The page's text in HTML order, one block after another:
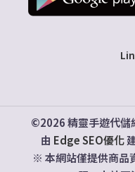
©2026 精靈手遊代
由 Edge SEO優化
※ 本網站僅提供商品